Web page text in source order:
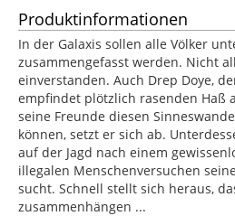
Produktinformationen
In der Galaxis sollen alle Völker
zusammengefasst werden. Nicht
einverstanden. Auch Drep Doye,
empfindet plötzlich rasenden Haß
seine Freunde diesen
können, setzt er sich ab.
auf der Jagd nach einem
illegalen Menschenversuchen
sucht. Schnell stellt sich heraus,
zusammenhängen ...